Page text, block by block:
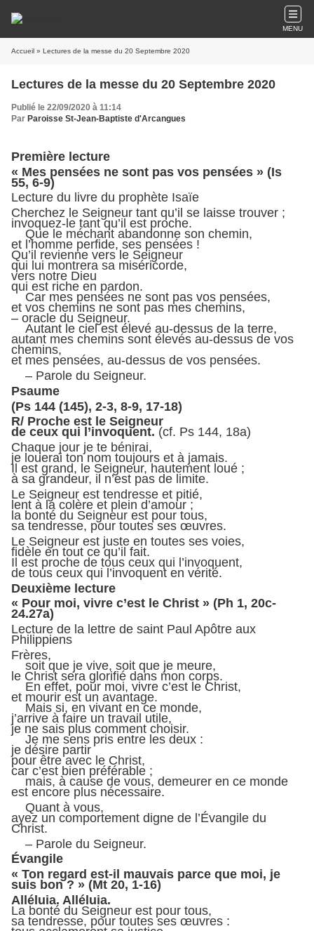
MENU
Accueil » Lectures de la messe du 20 Septembre 2020
Lectures de la messe du 20 Septembre 2020
Publié le 22/09/2020 à 11:14
Par Paroisse St-Jean-Baptiste d'Arcangues
Première lecture
« Mes pensées ne sont pas vos pensées » (Is
55, 6-9)
Lecture du livre du prophète Isaïe
Cherchez le Seigneur tant qu’il se laisse trouver ;
invoquez-le tant qu’il est proche.
Que le méchant abandonne son chemin,
et l’homme perfide, ses pensées !
Qu’il revienne vers le Seigneur
qui lui montrera sa miséricorde,
vers notre Dieu
qui est riche en pardon.
Car mes pensées ne sont pas vos pensées,
et vos chemins ne sont pas mes chemins,
– oracle du Seigneur.
Autant le ciel est élevé au-dessus de la terre,
autant mes chemins sont élevés au-dessus de vos
chemins,
et mes pensées, au-dessus de vos pensées.
– Parole du Seigneur.
Psaume
(Ps 144 (145), 2-3, 8-9, 17-18)
R/ Proche est le Seigneur
de ceux qui l’invoquent. (cf. Ps 144, 18a)
Chaque jour je te bénirai,
je louerai ton nom toujours et à jamais.
Il est grand, le Seigneur, hautement loué ;
à sa grandeur, il n’est pas de limite.
Le Seigneur est tendresse et pitié,
lent à la colère et plein d’amour ;
la bonté du Seigneur est pour tous,
sa tendresse, pour toutes ses œuvres.
Le Seigneur est juste en toutes ses voies,
fidèle en tout ce qu’il fait.
Il est proche de tous ceux qui l’invoquent,
de tous ceux qui l’invoquent en vérité.
Deuxième lecture
« Pour moi, vivre c’est le Christ » (Ph 1, 20c-
24.27a)
Lecture de la lettre de saint Paul Apôtre aux
Philippiens
Frères,
soit que je vive, soit que je meure,
le Christ sera glorifié dans mon corps.
En effet, pour moi, vivre c’est le Christ,
et mourir est un avantage.
Mais si, en vivant en ce monde,
j’arrive à faire un travail utile,
je ne sais plus comment choisir.
Je me sens pris entre les deux :
je désire partir
pour être avec le Christ,
car c’est bien préférable ;
mais, à cause de vous, demeurer en ce monde
est encore plus nécessaire.
Quant à vous,
ayez un comportement digne de l’Évangile du
Christ.
– Parole du Seigneur.
Évangile
« Ton regard est-il mauvais parce que moi, je
suis bon ? » (Mt 20, 1-16)
Alléluia. Alléluia.
La bonté du Seigneur est pour tous,
sa tendresse, pour toutes ses œuvres :